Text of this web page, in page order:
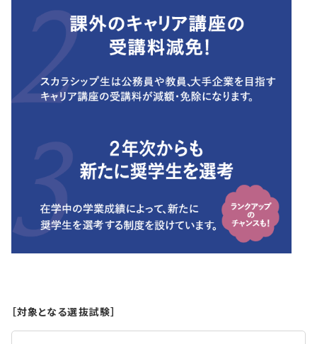
［対象となる選抜試験］